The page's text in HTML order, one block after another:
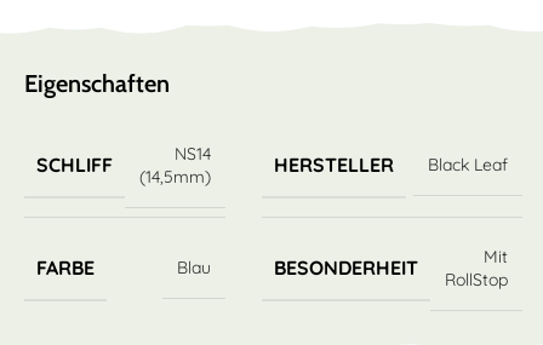
Eigenschaften
SCHLIFF
NS14
(14,5mm)
HERSTELLER Black Leaf
FARBE Blau BESONDERHEIT
Mit
RollStop